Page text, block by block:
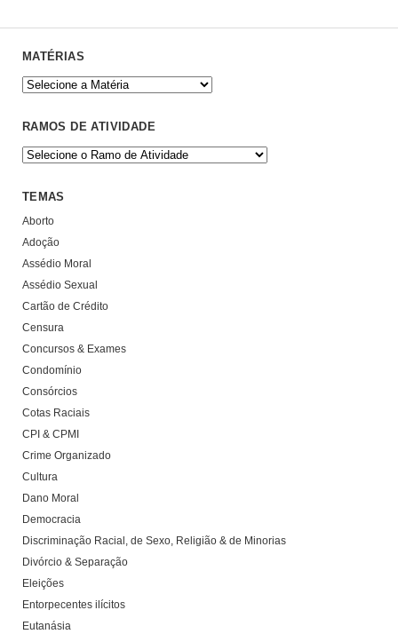
MATÉRIAS
RAMOS DE ATIVIDADE
TEMAS
Aborto
Adoção
Assédio Moral
Assédio Sexual
Cartão de Crédito
Censura
Concursos & Exames
Condomínio
Consórcios
Cotas Raciais
CPI & CPMI
Crime Organizado
Cultura
Dano Moral
Democracia
Discriminação Racial, de Sexo, Religião & de Minorias
Divórcio & Separação
Eleições
Entorpecentes ilícitos
Eutanásia